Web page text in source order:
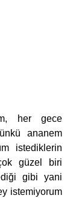
her gece
ananem
istediklerin
güzel biri
gibi yani
istemiyorum